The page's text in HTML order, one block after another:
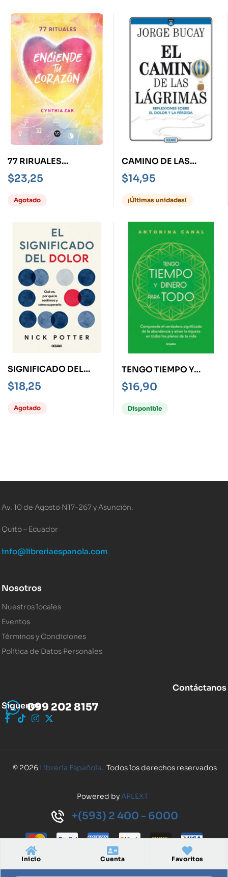
77 RIRUALES
ENCIENDE TU
CORAZON
$23,25
Agotado
CAMINO DE LAS
LÁGRIMAS, EL -
REFLEXIONES SOBRE
EL DOLOR Y LA
PÉRDIDA
$14,95
¡Últimas unidades!
SIGNIFICADO DEL
DOLOR, EL
$18,25
Agotado
TENGO TIEMPO Y
DINERO PARA TODO
$16,90
Disponible
Inicio Cuenta Favoritos
Av. 10 de Agosto N17-267 y Asunción.
Quito – Ecuador
info@libreriaespanola.com
Nosotros
Nuestros locales
Eventos
Términos y Condiciones
Política de Datos Personales
Contáctanos
099 202 8157
Síguenos
© 2026 Librería Española. Todos los derechos reservados
Powered byAPLEXT
+(593) 2 400 - 6000